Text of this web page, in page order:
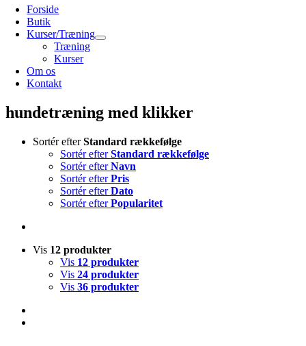
Forside
Butik
Kurser/Træning
Træning
Kurser
Om os
Kontakt
hundetræning med klikker
Sortér efterStandard rækkefølge
Sortér efterStandard rækkefølge
Sortér efterNavn
Sortér efterPris
Sortér efterDato
Sortér efterPopularitet
Vis 12 produkter
Vis 12 produkter
Vis 24 produkter
Vis 36 produkter